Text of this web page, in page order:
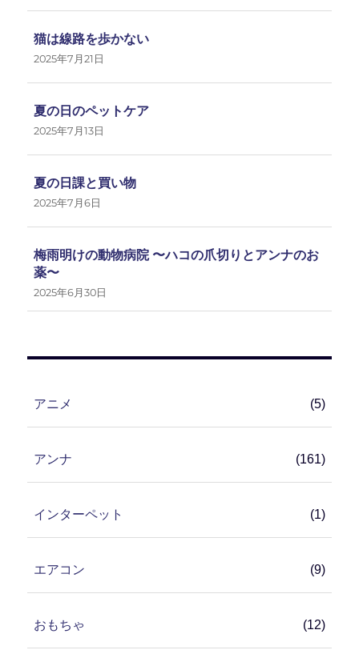
猫は線路を歩かない
2025年7月21日
夏の日のペットケア
2025年7月13日
夏の日課と買い物
2025年7月6日
梅雨明けの動物病院 〜ハコの爪切りとアンナのお
薬〜
2025年6月30日
アニメ (5)
アンナ (161)
インターペット (1)
エアコン (9)
おもちゃ (12)